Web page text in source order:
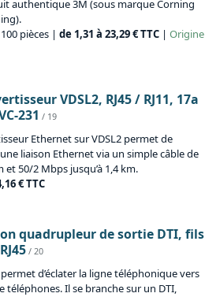
authentique 3M (sous marque Corning
pièces | de 1,31 à 23,29 € TTC | Origine
VDSL2, RJ45 / RJ11, 17a
231 / 19
Ethernet sur VDSL2 permet de
liaison Ethernet via un simple câble de
et 50/2 Mbps jusqu’à 1,4 km.
€ TTC
quadrupleur de sortie DTI, fils
/ 20
d’éclater la ligne téléphonique vers
téléphones. Il se branche sur un DTI,